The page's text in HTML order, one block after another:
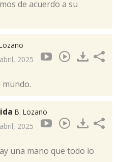
de acuerdo a su
2025
B. Lozano
2025
una mano que todo lo